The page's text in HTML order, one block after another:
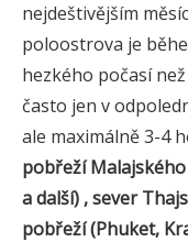
nejdeštivějším
poloostrova je
hezkého počasí
často jen v
ale maximálně 3-4
pobřeží
a další) , sever
pobřeží (Phuket,